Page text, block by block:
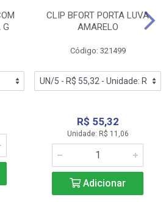
G
CLIP BFORT PORTA LUVA
AMARELO
Código: 321499
R$ 55,32
Unidade: R$ 11,06
Adicionar